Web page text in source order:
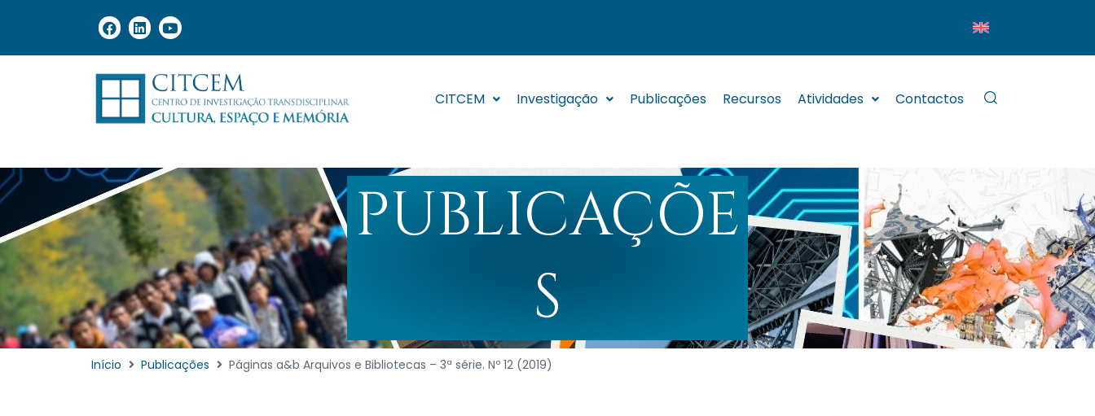
CITCEM Investigação Publicações Recursos Atividades Contactos
PUBLICAÇÕE
S
Início Publicações Páginas a&b Arquivos e Bibliotecas – 3ª série. Nº 12 (2019)